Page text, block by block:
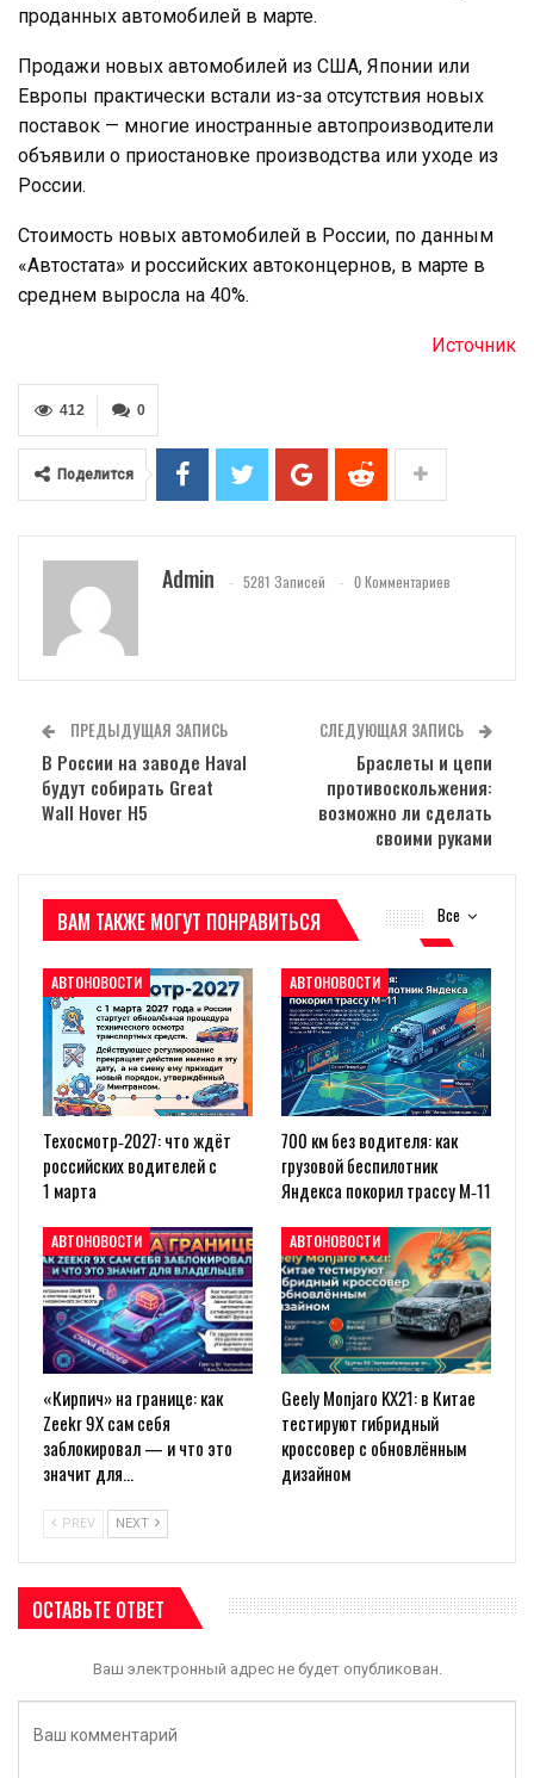
проданных автомобилей в марте.
Продажи новых автомобилей из США, Японии или
Европы практически встали из-за отсутствия новых
поставок — многие иностранные автопроизводители
объявили о приостановке производства или уходе из
России.
Стоимость новых автомобилей в России, по данным
«Автостата» и российских автоконцернов, в марте в
среднем выросла на 40%.
Источник
0
412
Поделится
Admin 5281 Записей 0 Комментариев
ПРЕДЫДУЩАЯ ЗАПИСЬ
В России на заводе Haval
будут собирать Great
Wall Hover H5
СЛЕДУЮЩАЯ ЗАПИСЬ
Браслеты и цепи
противоскольжения:
возможно ли сделать
своими руками
Все
ВАМ ТАКЖЕ МОГУТ ПОНРАВИТЬСЯ
АВТОНОВОСТИ
Техосмотр‑2027: что ждёт
российских водителей с
1 марта
АВТОНОВОСТИ
700 км без водителя: как
грузовой беспилотник
Яндекса покорил трассу М‑11
АВТОНОВОСТИ
«Кирпич» на границе: как
Zeekr 9X сам себя
заблокировал — и что это
значит для…
АВТОНОВОСТИ
Geely Monjaro KX21: в Китае
тестируют гибридный
кроссовер с обновлённым
дизайном
PREV NEXT
ОСТАВЬТЕ ОТВЕТ
Ваш электронный адрес не будет опубликован.